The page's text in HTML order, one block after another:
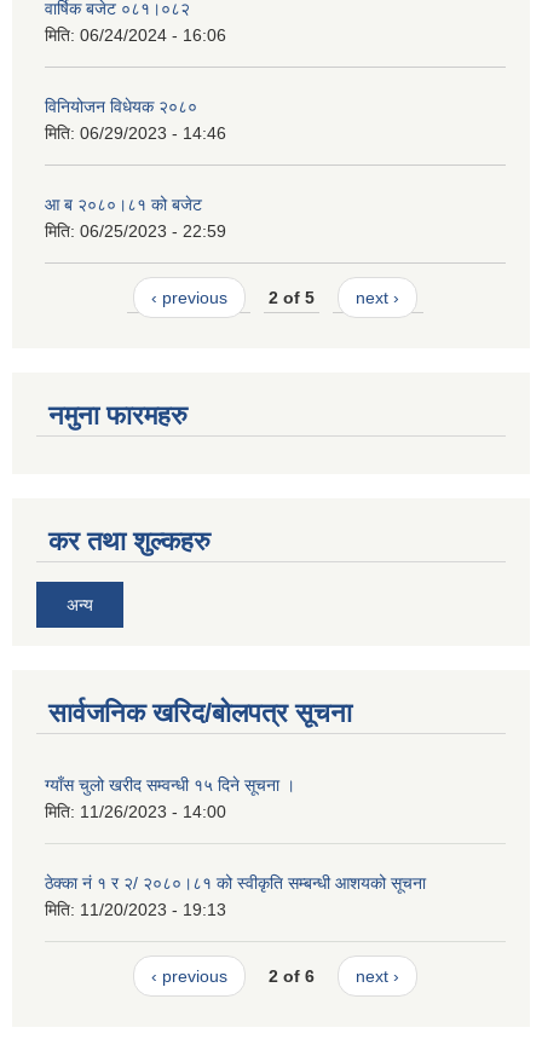
वार्षिक बजेट ०८१।०८२
मिति: 06/24/2024 - 16:06
विनियोजन विधेयक २०८०
मिति: 06/29/2023 - 14:46
आ ब २०८०।८१ को बजेट
मिति: 06/25/2023 - 22:59
‹ previous 2 of 5 next ›
नमुना फारमहरु
कर तथा शुल्कहरु
अन्य
सार्वजनिक खरिद/बोलपत्र सूचना
ग्याँस चुलो खरीद सम्वन्धी १५ दिने सूचना ।
मिति: 11/26/2023 - 14:00
ठेक्का नं १ र २/ २०८०।८१ को स्वीकृति सम्बन्धी आशयको सूचना
मिति: 11/20/2023 - 19:13
‹ previous 2 of 6 next ›